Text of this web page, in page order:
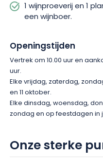
1 wijnproeverij en 1
een wijnboer.
Openingstijden
Vertrek om 10.00 uur en
uur.
Elke vrijdag, zaterdag,
en 11 oktober.
Elke dinsdag, woensdag,
zondag en op feestdagen in
Onze sterke